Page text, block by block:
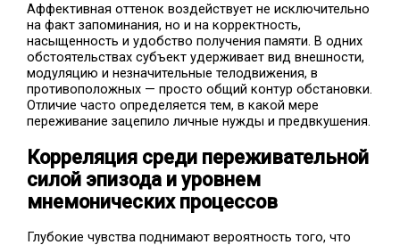
Аффективная оттенок воздействует не исключительно
на факт запоминания, но и на корректность,
насыщенность и удобство получения памяти. В одних
обстоятельствах субъект удерживает вид внешности,
модуляцию и незначительные телодвижения, в
противоположных — просто общий контур обстановки.
Отличие часто определяется тем, в какой мере
переживание зацепило личные нужды и предвкушения.
Корреляция среди переживательной
силой эпизода и уровнем
мнемонических процессов
Глубокие чувства поднимают вероятность того, что